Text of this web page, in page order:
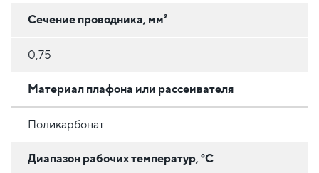
Сечение проводника, мм²
0,75
Материал плафона или рассеивателя
Поликарбонат
Диапазон рабочих температур, °C